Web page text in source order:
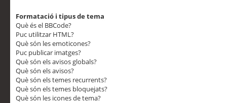
Formatació i tipus de tema
Què és el BBCode?
Puc utilitzar HTML?
Què són les emoticones?
Puc publicar imatges?
Què són els avisos globals?
Què són els avisos?
Què són els temes recurrents?
Què són els temes bloquejats?
Què són les icones de tema?